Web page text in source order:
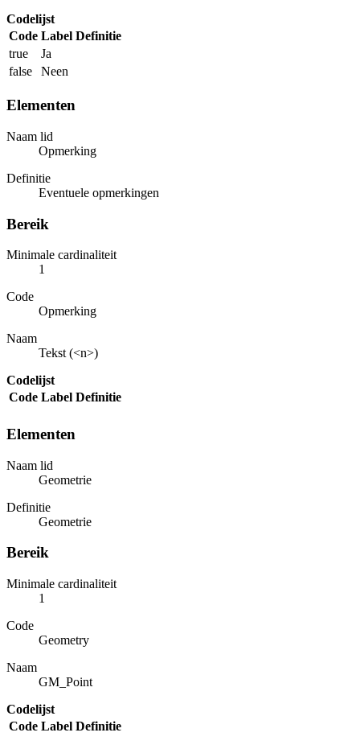
Codelijst
Code Label Definitie
true
Ja
false
Neen
Elementen
Naam lid
Opmerking
Definitie
Eventuele opmerkingen
Bereik
Minimale cardinaliteit
1
Code
Opmerking
Naam
Tekst (<n>)
Codelijst
Code Label Definitie
Elementen
Naam lid
Geometrie
Definitie
Geometrie
Bereik
Minimale cardinaliteit
1
Code
Geometry
Naam
GM_Point
Codelijst
Code Label Definitie